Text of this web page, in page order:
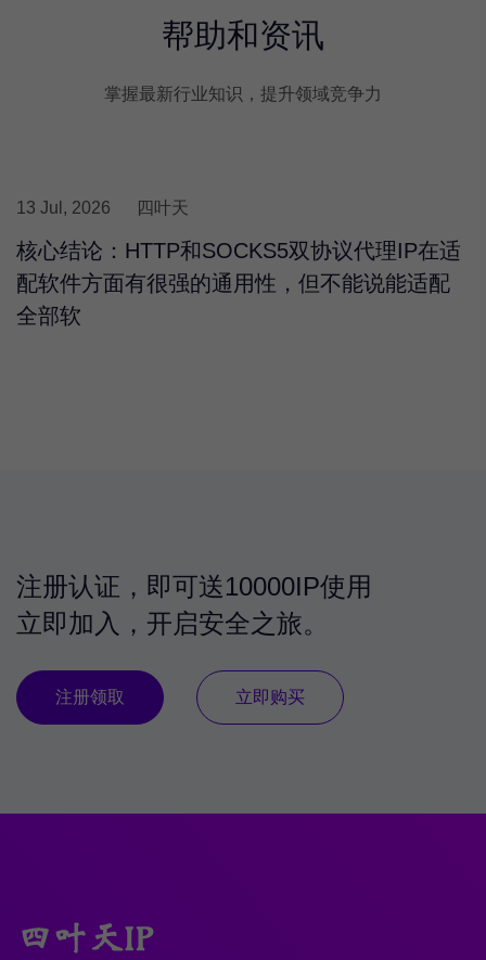
帮助和资讯
掌握最新行业知识，提升领域竞争力
13 Jul, 2026 四叶天
核心结论：HTTP和SOCKS5双协议代理IP在适
配软件方面有很强的通用性，但不能说能适配
全部软
注册认证，即可送10000IP使用
立即加入，开启安全之旅。
注册领取 立即购买